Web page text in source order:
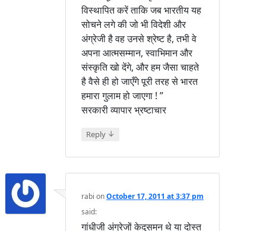
विस्थापित करें ताकि जब भारतीय यह
सोचने लगे की जो भी विदेशी और
अंग्रेजी है वह उनसे श्रेष्ट है, तभी वे
अपना आत्मसम्मान, स्वाभिमान और
संस्कृति खो देंगे, और हम जैसा चाहते
है वैसे ही हो जाएँगे पूरी तरह से भारत
हमारा गुलाम हो जाएगा ! ”
सरकारी व्यापार भ्रष्टाचार
Reply ↓
rabi onOctober 17, 2011 at 3:37 pm
said:
गांधीजी अंग्रेजों केदुसमन थे या दोस्त